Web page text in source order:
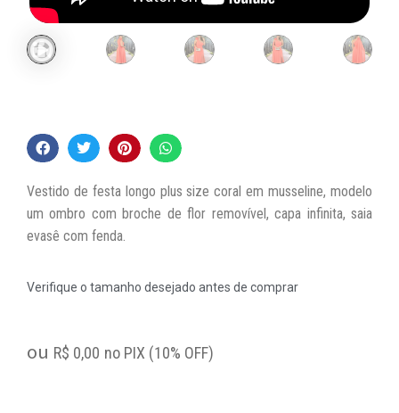
Vestido de festa longo plus size coral em musseline, modelo
um ombro com broche de flor removível, capa infinita, saia
evasê com fenda.
Verifique o tamanho desejado antes de comprar
ou R$ 0,00 no PIX (10% OFF)